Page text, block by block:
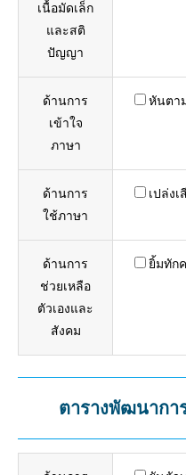
เนื้อมัดเล็ก
และสติ
ปัญญา
ด้านการ
เข้าใจ
ภาษา
หันตา
ด้านการ
ใช้ภาษา
เปล่ง
ด้านการ
ช่วยเหลือ
ตัวเองและ
สังคม
ยิ้มทัก
ตารางพัฒนากา